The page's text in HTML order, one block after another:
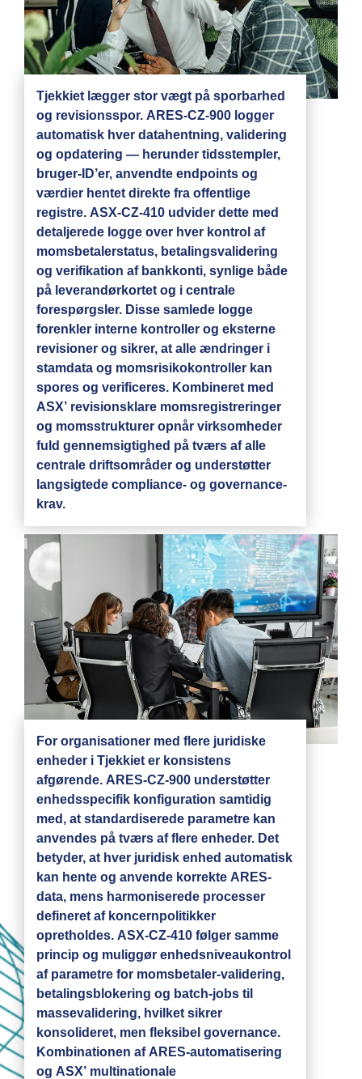
Tjekkiet lægger stor vægt på sporbarhed
og revisionsspor. ARES-CZ-900 logger
automatisk hver datahentning, validering
og opdatering — herunder tidsstempler,
bruger-ID’er, anvendte endpoints og
værdier hentet direkte fra offentlige
registre. ASX-CZ-410 udvider dette med
detaljerede logge over hver kontrol af
momsbetalerstatus, betalingsvalidering
og verifikation af bankkonti, synlige både
på leverandørkortet og i centrale
forespørgsler. Disse samlede logge
forenkler interne kontroller og eksterne
revisioner og sikrer, at alle ændringer i
stamdata og momsrisikokontroller kan
spores og verificeres. Kombineret med
ASX’ revisionsklare momsregistreringer
og momsstrukturer opnår virksomheder
fuld gennemsigtighed på tværs af alle
centrale driftsområder og understøtter
langsigtede compliance- og governance-
krav.
For organisationer med flere juridiske
enheder i Tjekkiet er konsistens
afgørende. ARES-CZ-900 understøtter
enhedsspecifik konfiguration samtidig
med, at standardiserede parametre kan
anvendes på tværs af flere enheder. Det
betyder, at hver juridisk enhed automatisk
kan hente og anvende korrekte ARES-
data, mens harmoniserede processer
defineret af koncernpolitikker
opretholdes. ASX-CZ-410 følger samme
princip og muliggør enhedsniveaukontrol
af parametre for momsbetaler-validering,
betalingsblokering og batch-jobs til
massevalidering, hvilket sikrer
konsolideret, men fleksibel governance.
Kombinationen af ARES-automatisering
og ASX’ multinationale